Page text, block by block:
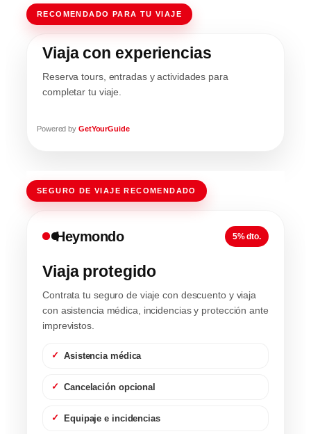
RECOMENDADO PARA TU VIAJE
Viaja con experiencias
Reserva tours, entradas y actividades para
completar tu viaje.
Powered by GetYourGuide
SEGURO DE VIAJE RECOMENDADO
Heymondo 5% dto.
Viaja protegido
Contrata tu seguro de viaje con descuento y viaja
con asistencia médica, incidencias y protección ante
imprevistos.
Asistencia médica
Cancelación opcional
Equipaje e incidencias